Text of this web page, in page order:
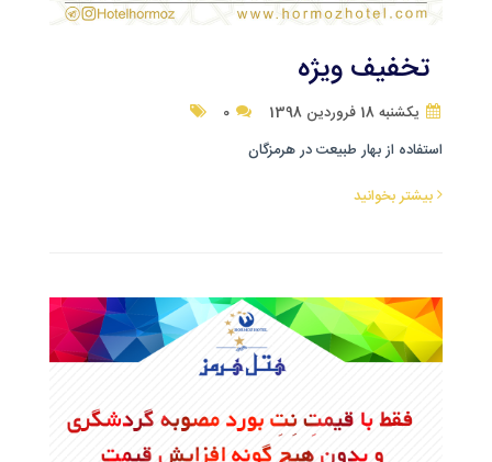
تخفیف ویژه
یکشنبه 18 فروردین 1398
استفاده از بهار طبیعت در هرمزگان
بیشتر بخوانید